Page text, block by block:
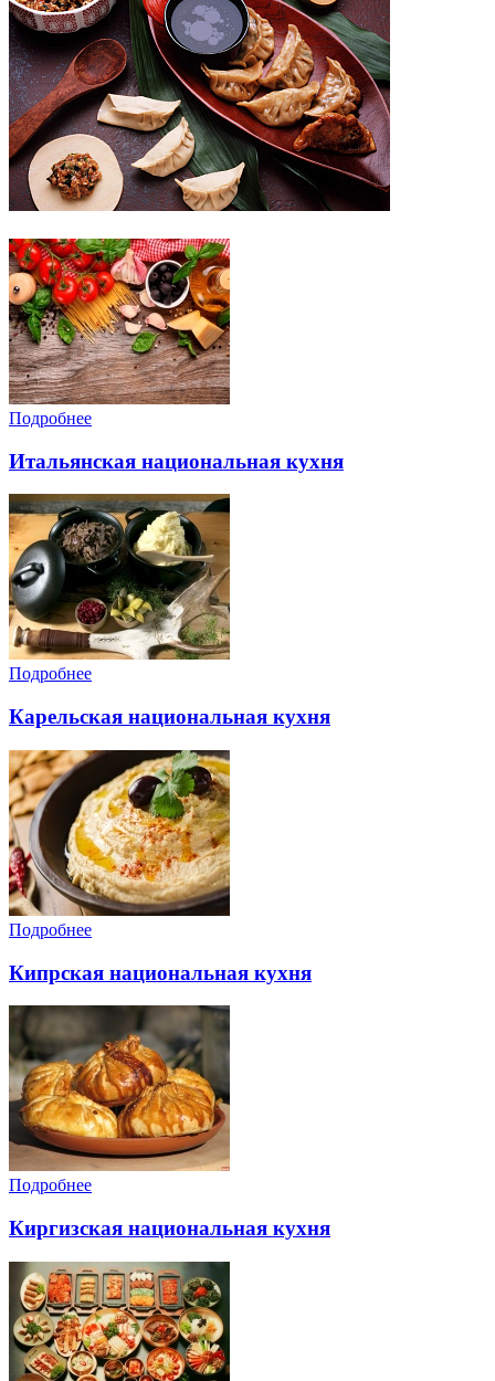
Подробнее
Итальянская национальная кухня
Подробнее
Карельская национальная кухня
Подробнее
Кипрская национальная кухня
Подробнее
Киргизская национальная кухня